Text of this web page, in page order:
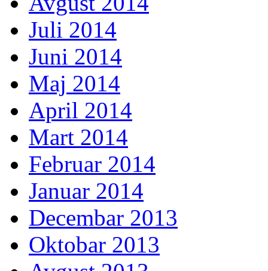
Juli 2014
Juni 2014
Maj 2014
April 2014
Mart 2014
Februar 2014
Januar 2014
Decembar 2013
Oktobar 2013